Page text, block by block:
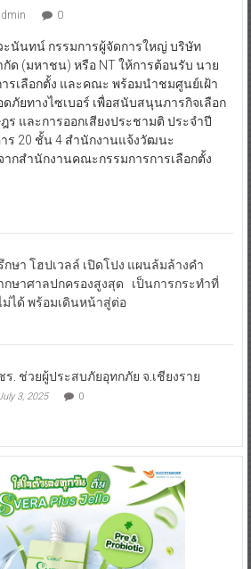
0
นทน์ กรรมการผู้จัดการใหญ่ บริษัท
ด (มหาชน) หรือ NT ให้การต้อนรับ นาย
รเลือกตั้ง และคณะ พร้อมนำชมศูนย์เฝ้า
ภัยทางไซเบอร์ เพื่อสนับสนุนภารกิจเลือก
และการออกเสียงประชามติ ประจำปี
าร 20 ชั้น 4 สำนักงานแจ้งวัฒนะ
กสำนักงานคณะกรรมการการเลือกตั้ง
กษา โฮปเวลล์ เปิดโปง แผนล้มล้างคำ
กษาศาลปกครองสูงสุด เป็นการกระทำที่
ม่ได้ พร้อมเดินหน้าสู่ต่อ
ร. ช่วยผู้ประสบภัยอุทกภัย จ.เชียงราย
3, 2025 0